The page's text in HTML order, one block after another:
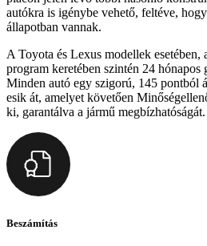
autókra is igénybe vehető, feltéve,
állapotban vannak.
A Toyota és Lexus modellek
program keretében szintén 24 hónapos
Minden autó egy szigorú, 145 pontból
esik át, amelyet követően
ki, garantálva a jármű megbízhatóságát.
Beszámítás